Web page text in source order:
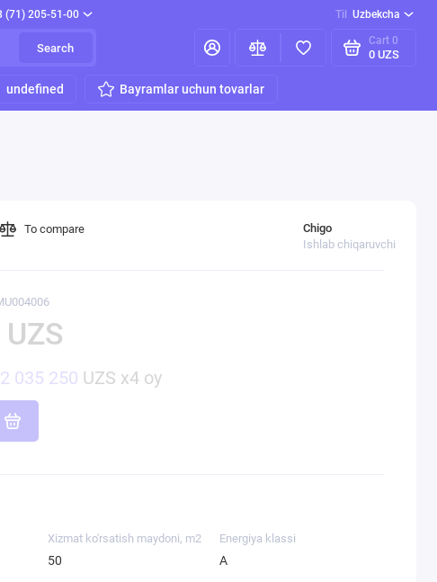
(71) 205-51-00 Til Uzbekcha
Search
Cart 0
0 UZS
undefined Bayramlar uchun tovarlar
Chigo
Ishlab chiqaruvchi
2 035 250 UZS x4 oy
To compare
Xizmat ko'rsatish maydoni, m2
50
Energiya klassi
A